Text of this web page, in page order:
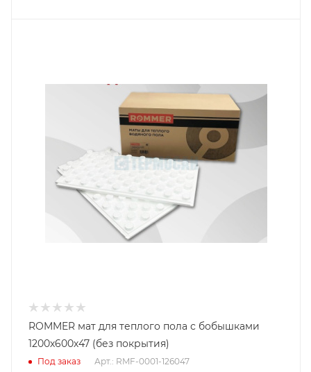
ROMMER мат для теплого пола с бобышками
1200х600х47 (без покрытия)
Под заказ Арт.: RMF-0001-126047